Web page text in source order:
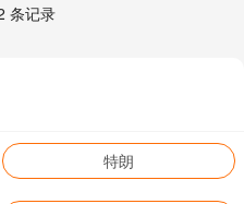
条记录
特朗